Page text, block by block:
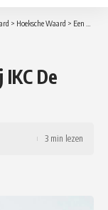
> Hoeksche Waard > Een kijkje in de keuken bij IKC De Gouwaert
De
3 min lezen